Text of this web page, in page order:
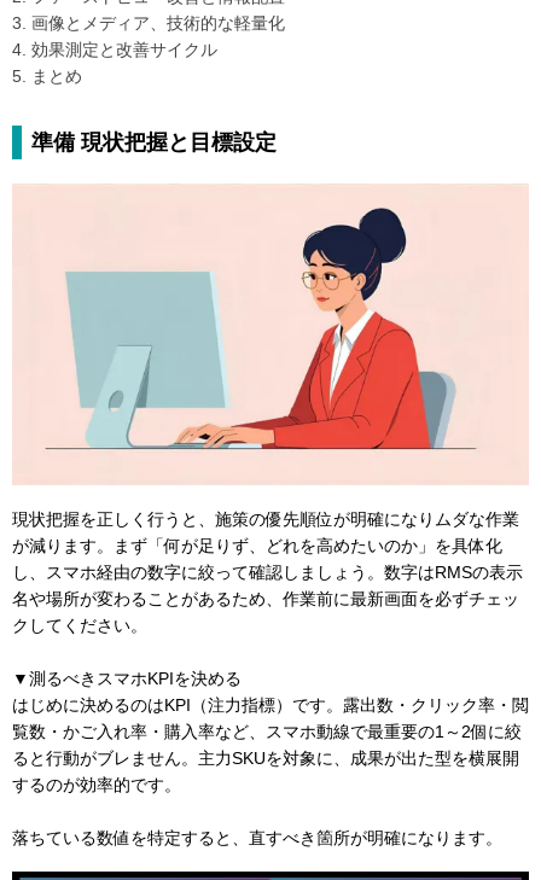
3. 画像とメディア、技術的な軽量化
4. 効果測定と改善サイクル
5. まとめ
準備 現状把握と目標設定
現状把握を正しく行うと、施策の優先順位が明確になりムダな作業
が減ります。まず「何が足りず、どれを高めたいのか」を具体化
し、スマホ経由の数字に絞って確認しましょう。数字はRMSの表示
名や場所が変わることがあるため、作業前に最新画面を必ずチェッ
クしてください。
▼測るべきスマホKPIを決める
はじめに決めるのはKPI（注力指標）です。露出数・クリック率・閲
覧数・かご入れ率・購入率など、スマホ動線で最重要の1～2個に絞
ると行動がブレません。主力SKUを対象に、成果が出た型を横展開
するのが効率的です。
落ちている数値を特定すると、直すべき箇所が明確になります。